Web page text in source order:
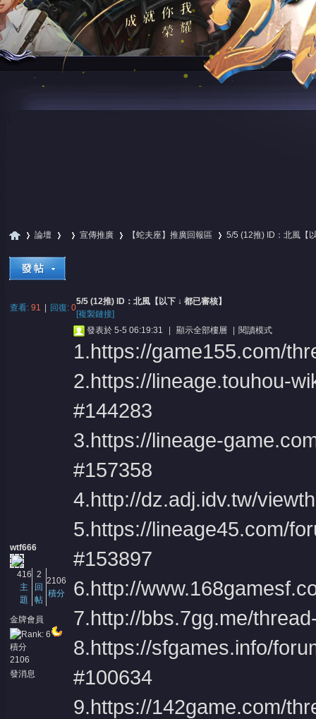
天
論壇 宣傳推廣 【蛇夫座】推廣回報區
›
5/5 (12推) ID：北風【
查看: 91 回復: 0
5/5 (12推) ID：北風【以下 ↓ 都已審核】
[複製鏈接]
wtf666
416
主
題
2
回
帖
2106
積分
金牌會員
積分
2106
發消息
發表於 5-5 06:19:31 顯示全部樓層 閱讀模式
1.https://game155.com/
2.https://lineage.touhou-
#144283
3.https://lineage-
#157358
4.http://dz.adj.idv.tw/
5.https://lineage45.com/
#153897
6.http://
7.http://bbs.7gg.me/
8.https://sfgames.info/
#100634
9.https://142game.com/